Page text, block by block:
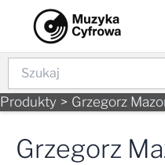
content
Szukaj
Produkty Grzegorz
Grzegorz